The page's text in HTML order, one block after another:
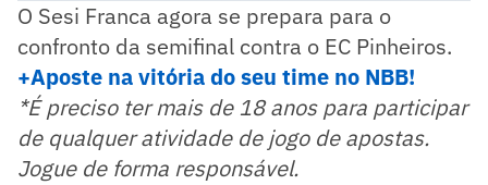
O Sesi Franca agora se prepara para o
confronto da semifinal contra o EC Pinheiros.
+Aposte na vitória do seu time no NBB!
*É preciso ter mais de 18 anos para participar
de qualquer atividade de jogo de apostas.
Jogue de forma responsável.